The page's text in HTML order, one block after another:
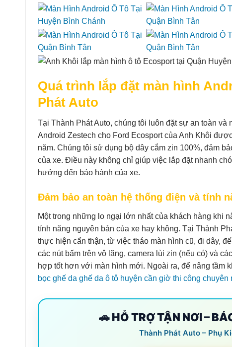
Quá trình lắp đặt màn hình
Phát Auto
Tại Thành Phát Auto, chúng tôi luôn đặt sự an toàn
Android Zestech cho Ford Ecosport của Anh Khôi
năm. Chúng tôi sử dụng bộ dây cắm zin 100%, đảm
của xe. Điều này không chỉ giúp việc lắp đặt nhanh
hưởng đến bảo hành của xe.
Đảm bảo an toàn hệ thống điện và tính
Một trong những lo ngại lớn nhất của khách hàng khi
tính năng nguyên bản của xe hay không. Tại Thành
thực hiện cẩn thận, từ việc tháo màn hình cũ, đi dây,
các nút bấm trên vô lăng, camera lùi zin (nếu có) và
hợp tốt hơn với màn hình mới. Ngoài ra, để nâng tầm
bọc ghế da ghế da ô tô huyện cần giờ thi công chuyên
🚗 HỖ TRỢ TẬN NƠI –
Thành Phát Auto – Phụ